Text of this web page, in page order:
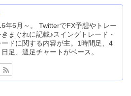
年6月～。 TwitterでFX予想やトレー
きまぐれに記載♪スイングトレード・
ドに関する内容が主。1時間足、4
足、週足チャートがベース。